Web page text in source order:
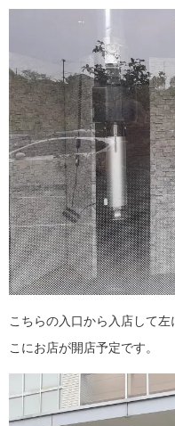
こちらの入口から入店して
こにお店が開店予定です。